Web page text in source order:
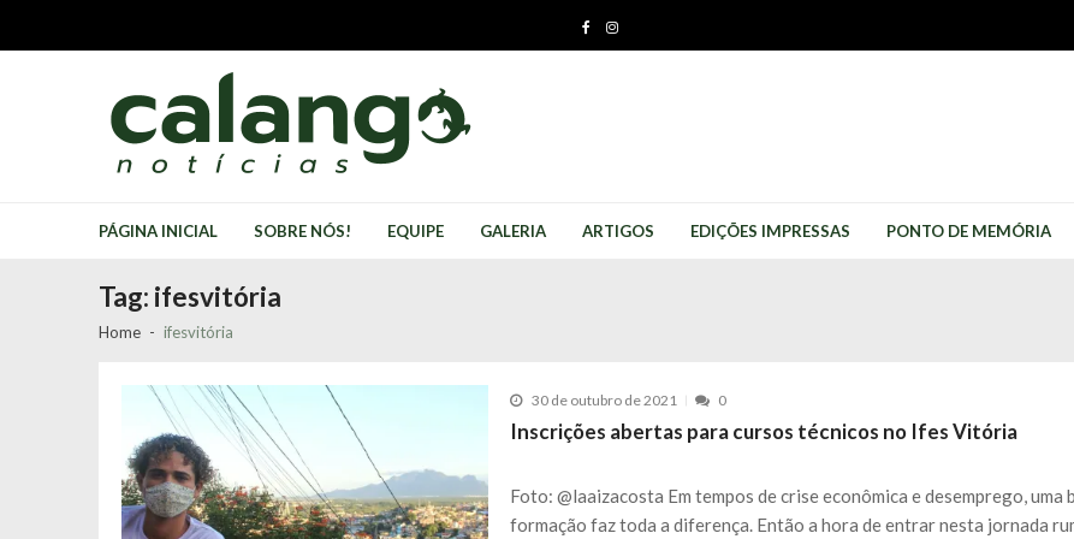
navigation
content
PÁGINA INICIAL SOBRE NÓS! EQUIPE GALERIA ARTIGOS EDIÇÕES IMPRESSAS PONTO DE MEMÓRIA
Tag: ifesvitória
Home ifesvitória
30 de outubro de 2021 0
Inscrições abertas para cursos técnicos no Ifes Vitória
Foto: @laaizacosta Em tempos de crise econômica e desemprego, uma
formação faz toda a diferença. Então a hora de entrar nesta jornada